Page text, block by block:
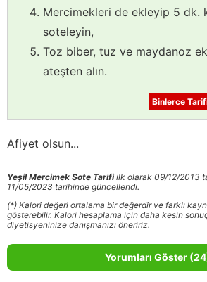
Mercimekleri de ekleyip 5 dk.
soteleyin,
Toz biber, tuz ve maydanoz
ateşten alın.
Binlerce
Afiyet olsun...
Yeşil Mercimek Sote Tarifiilk olarak 09/12/2013
11/05/2023 tarihinde güncellendi.
(*) Kalori değeri ortalama bir değerdir ve farklı
gösterebilir. Kalori hesaplama için daha kesin
diyetisyeninize danışmanızı öneririz.
Yorumları Göster